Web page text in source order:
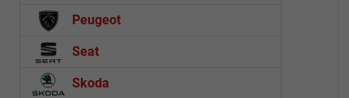
Peugeot
Seat
Skoda